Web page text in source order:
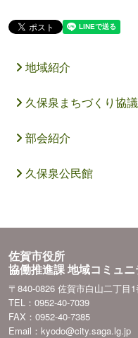
地域紹介
久保泉まちづくり協
部会紹介
久保泉公民館
佐賀市役所
協働推進課 地域コミュ
〒840-0826 佐賀市白山二丁
TEL：0952-40-7039
FAX：0952-40-7385
Email：kyodo@city.saga.lg.jp